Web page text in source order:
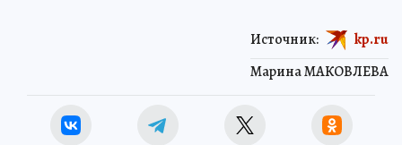
Марина МАКОВЛЕВА
Источник: kp.ru